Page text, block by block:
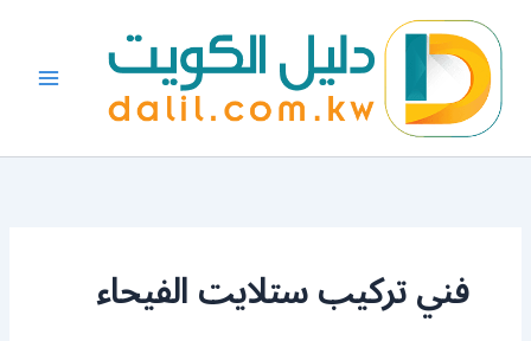
المحتوى
فني تركيب ستلايت الفيحاء